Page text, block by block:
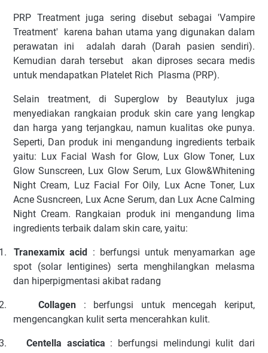
PRP Treatment juga sering disebut sebagai 'Vampire
Treatment'
karena bahan utama yang digunakan dalam
perawatan ini
adalah darah (Darah pasien sendiri).
Kemudian darah tersebut
akan diproses secara medis
untuk mendapatkan Platelet Rich Plasma (PRP).
Selain treatment, di Superglow by Beautylux juga
menyediakan rangkaian produk skin care yang lengkap
dan harga yang terjangkau, namun kualitas oke punya.
Seperti, Dan produk ini mengandung ingredients terbaik
yaitu: Lux Facial Wash for Glow, Lux Glow Toner, Lux
Glow Sunscreen, Lux Glow Serum, Lux Glow&Whitening
Night Cream, Luz Facial For Oily, Lux Acne Toner, Lux
Acne Susncreen, Lux Acne Serum, dan Lux Acne Calming
Night Cream. Rangkaian produk ini mengandung lima
ingredients terbaik dalam skin care, yaitu:
Tranexamix acid : berfungsi untuk menyamarkan age
spot (solar lentigines) serta menghilangkan melasma
dan hiperpigmentasi akibat radang
Collagen : berfungsi untuk mencegah keriput,
mengencangkan kulit serta mencerahkan kulit.
Centella asciatica : berfungsi melindungi kulit dari